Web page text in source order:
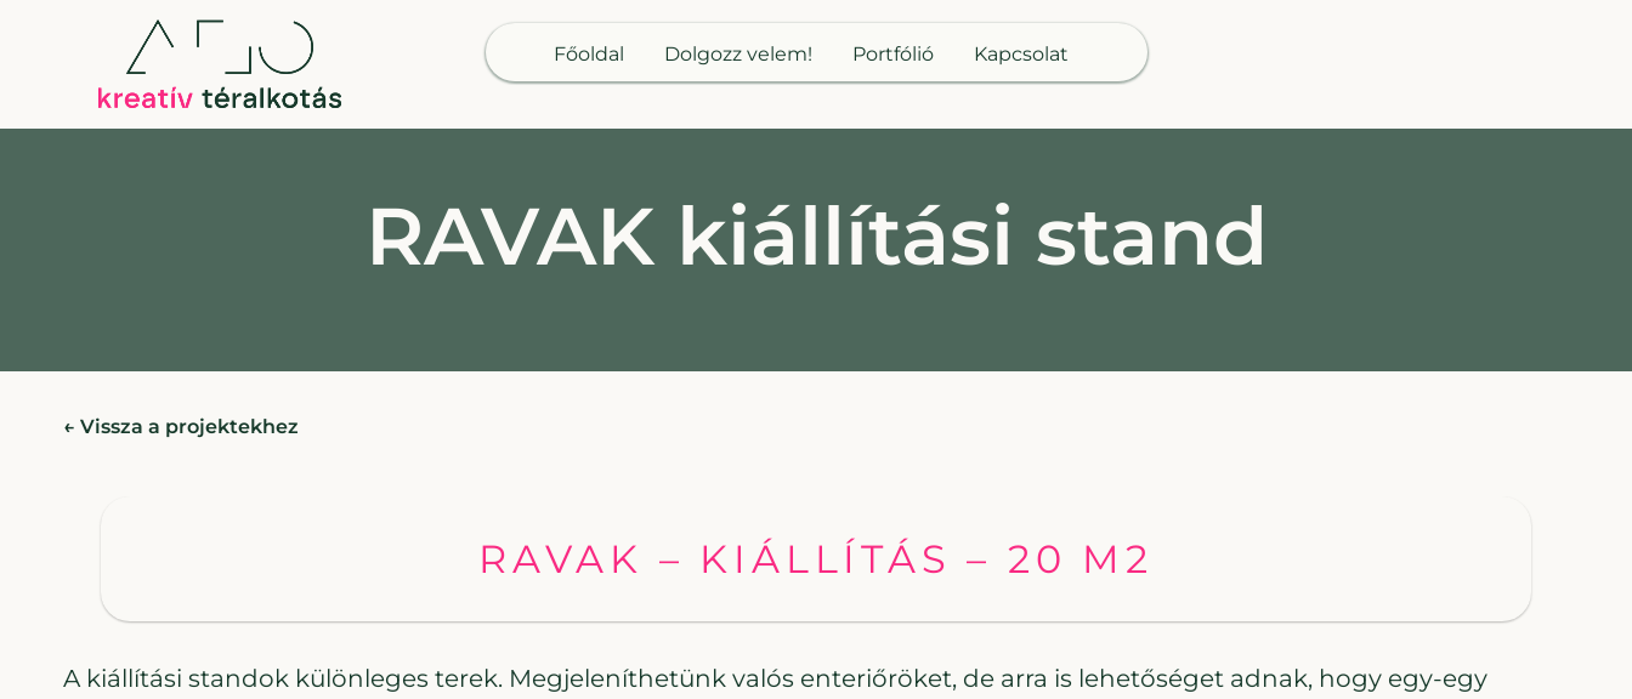
Főoldal Dolgozz velem! Portfólió Kapcsolat
RAVAK kiállítási stand
← Vissza a projektekhez
RAVAK – KIÁLLÍTÁS – 20 M2
A kiállítási standok különleges terek. Megjeleníthetünk valós enteriőröket, de arra is lehetőséget adnak, hogy egy-egy